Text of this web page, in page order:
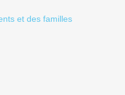
et des familles